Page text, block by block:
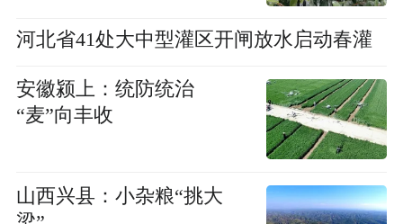
河北省41处大中型灌区开闸放水启动春灌
安徽颍上：统防统治
“麦”向丰收
山西兴县：小杂粮“挑大